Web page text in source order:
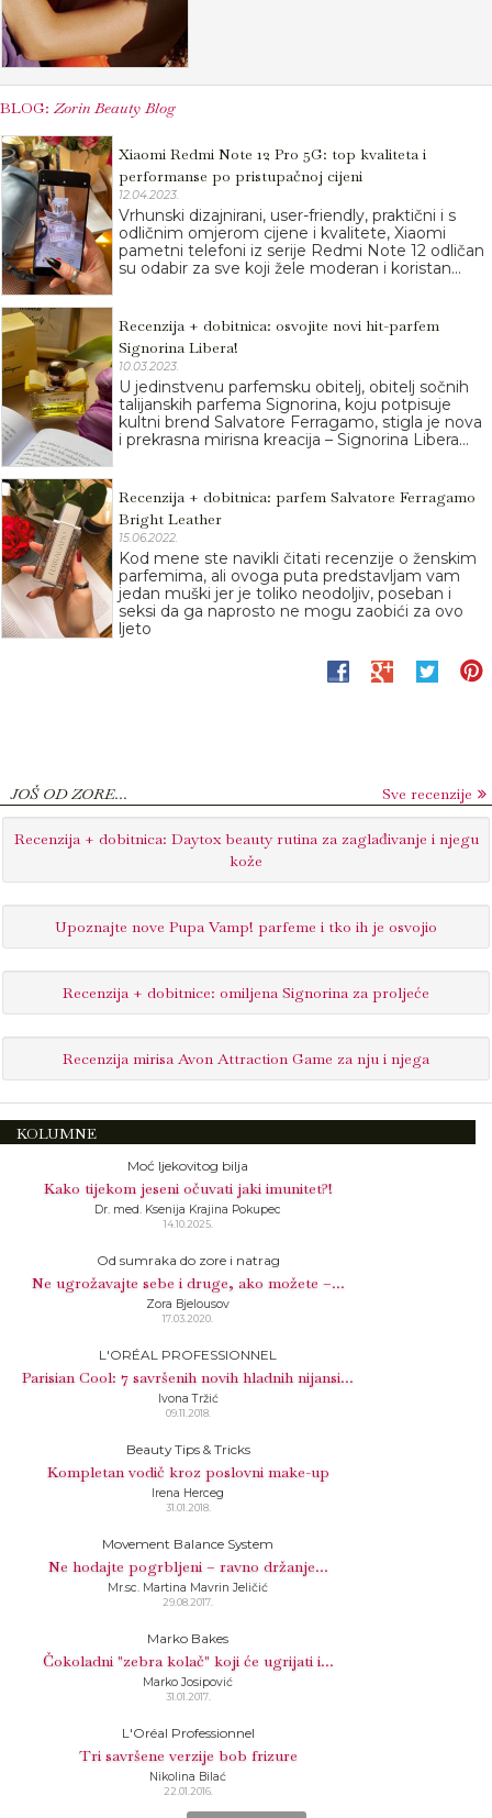
BLOG: Zorin Beauty Blog
Xiaomi Redmi Note 12 Pro 5G: top kvaliteta i
performanse po pristupačnoj cijeni
12.04.2023.
Vrhunski dizajnirani, user-friendly, praktični i s
odličnim omjerom cijene i kvalitete, Xiaomi
pametni telefoni iz serije Redmi Note 12 odličan
su odabir za sve koji žele moderan i koristan...
Recenzija + dobitnica: osvojite novi hit-parfem
Signorina Libera!
10.03.2023.
U jedinstvenu parfemsku obitelj, obitelj sočnih
talijanskih parfema Signorina, koju potpisuje
kultni brend Salvatore Ferragamo, stigla je nova
i prekrasna mirisna kreacija – Signorina Libera...
Recenzija + dobitnica: parfem Salvatore Ferragamo
Bright Leather
15.06.2022.
Kod mene ste navikli čitati recenzije o ženskim
parfemima, ali ovoga puta predstavljam vam
jedan muški jer je toliko neodoljiv, poseban i
seksi da ga naprosto ne mogu zaobići za ovo
ljeto
JOŠ OD ZORE... Sve recenzije
Recenzija + dobitnica: Daytox beauty rutina za zaglađivanje i njegu
kože
Upoznajte nove Pupa Vamp! parfeme i tko ih je osvojio
Recenzija + dobitnice: omiljena Signorina za proljeće
Recenzija mirisa Avon Attraction Game za nju i njega
KOLUMNE
Moć ljekovitog bilja
Kako tijekom jeseni očuvati jaki imunitet?!
Dr. med. Ksenija Krajina Pokupec
14.10.2025.
Od sumraka do zore i natrag
Ne ugrožavajte sebe i druge, ako možete –...
Zora Bjelousov
17.03.2020.
L'ORÉAL PROFESSIONNEL
Parisian Cool: 7 savršenih novih hladnih nijansi...
Ivona Tržić
09.11.2018.
Beauty Tips & Tricks
Kompletan vodič kroz poslovni make-up
Irena Herceg
31.01.2018.
Movement Balance System
Ne hodajte pogrbljeni – ravno držanje...
Mr.sc. Martina Mavrin Jeličić
29.08.2017.
Marko Bakes
Čokoladni "zebra kolač" koji će ugrijati i...
Marko Josipović
31.01.2017.
L'Oréal Professionnel
Tri savršene verzije bob frizure
Nikolina Bilać
22.01.2016.